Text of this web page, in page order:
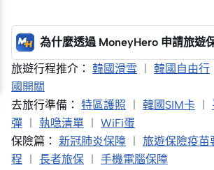
為什麼透過 MoneyHero 申請旅遊
旅遊行程推介： 韓國滑雪 ︱ 韓國自由行
國開關
去旅行準備： 特區護照 ︱ 韓國SIM卡 ︱
彈 ︱ 執喼清單 ︱ WiFi蛋
保險篇： 新冠肺炎保障 ︱ 旅遊保險疫苗
程 ︱ 長者旅保 ︱ 手機電腦保障